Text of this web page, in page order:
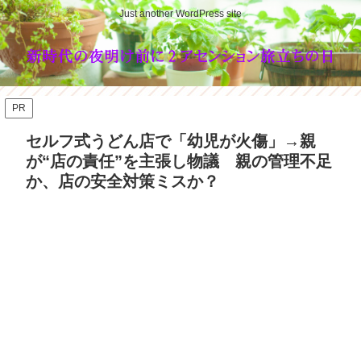
Just another WordPress site
PR
セルフ式うどん店で「幼児が火傷」→親
が“店の責任”を主張し物議 親の管理不足
か、店の安全対策ミスか？